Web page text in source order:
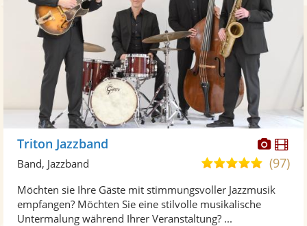
Fotos
Triton Jazzband
4,9
5
(97)
Band, Jazzband
Möchten sie Ihre Gäste mit stimmungsvoller Jazzmusik
empfangen? Möchten Sie eine stilvolle musikalische
Untermalung während Ihrer Veranstaltung? ...